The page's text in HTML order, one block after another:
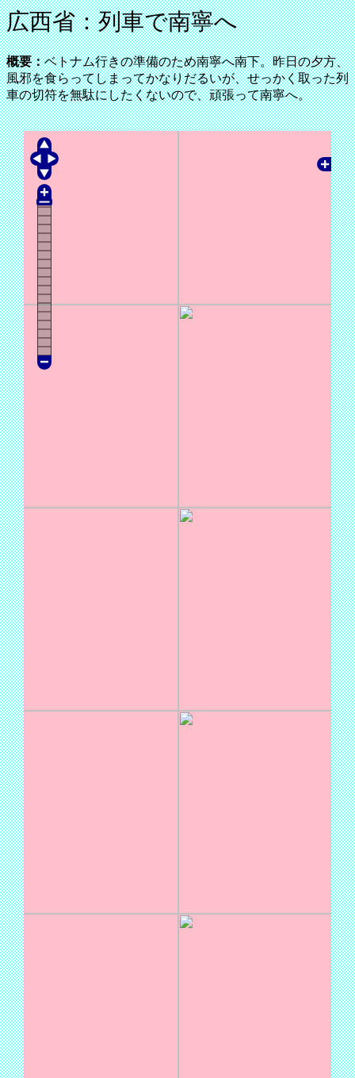
広西省：列車で南寧へ
概要：ベトナム行きの準備のため南寧へ南下。昨日の夕方、
風邪を食らってしまってかなりだるいが、せっかく取った列
車の切符を無駄にしたくないので、頑張って南寧へ。